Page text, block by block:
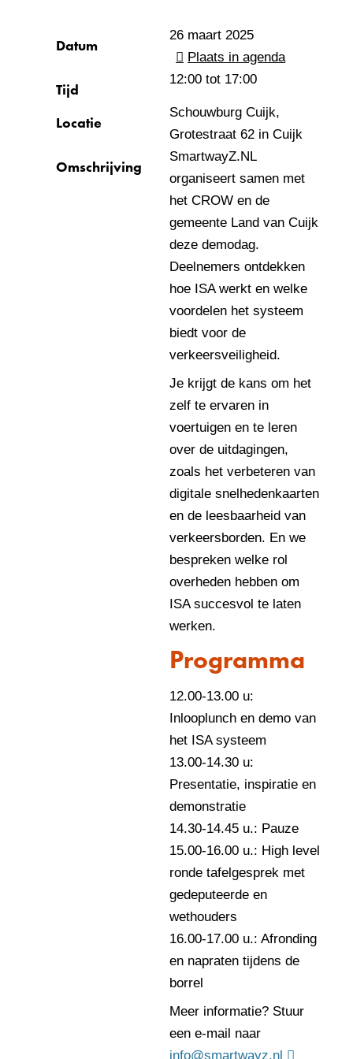
Datum
26 maart 2025
Plaats in agenda
Tijd
12:00 tot 17:00
Locatie
Schouwburg Cuijk,
Grotestraat 62 in Cuijk
Omschrijving
SmartwayZ.NL
organiseert samen met
het CROW en de
gemeente Land van Cuijk
deze demodag.
Deelnemers ontdekken
hoe ISA werkt en welke
voordelen het systeem
biedt voor de
verkeersveiligheid.
Je krijgt de kans om het
zelf te ervaren in
voertuigen en te leren
over de uitdagingen,
zoals het verbeteren van
digitale snelhedenkaarten
en de leesbaarheid van
verkeersborden. En we
bespreken welke rol
overheden hebben om
ISA succesvol te laten
werken.
Programma
12.00-13.00 u:
Inlooplunch en demo van
het ISA systeem
13.00-14.30 u:
Presentatie, inspiratie en
demonstratie
14.30-14.45 u.: Pauze
15.00-16.00 u.: High level
ronde tafelgesprek met
gedeputeerde en
wethouders
16.00-17.00 u.: Afronding
en napraten tijdens de
borrel
Meer informatie? Stuur
een e-mail naar
info@smartwayz.nl